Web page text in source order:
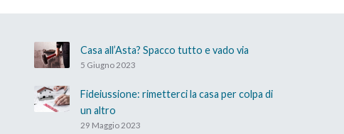
Casa all’Asta? Spacco tutto e vado via
5 Giugno 2023
Fideiussione: rimetterci la casa per colpa di
un altro
29 Maggio 2023